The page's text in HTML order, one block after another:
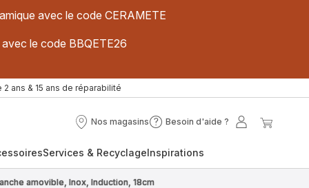
avec le code CERAMETE
le code BBQETE26
2 ans & 15 ans de réparabilité
Nos magasins
Nos
Besoin d'aide ?
Besoin
?
Mon
Services & RecyclageInspirations
amovible, Inox, Induction, 18cm